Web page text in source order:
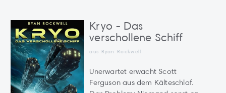
Kryo - Das
verschollene Schiff
aus Ryan Rockwell
Unerwartet erwacht Scott
Ferguson aus dem Kälteschlaf.